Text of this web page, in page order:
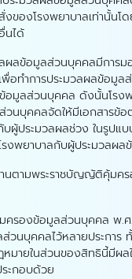
ของโรงพยาบาลเท่านั้นโ
นได้
ผลข้อมูลส่วนบุคคลมีการม
พื่อทำการประมวลผลข้อมู
อมูลส่วนบุคคล ดังนั้นโรงพ
นบุคคลจัดให้มีเอกสารข้
ประมวลผลช่วง ในรูปแบ
รงพยาบาลกับผู้ประมวลผ
นตามพระราชบัญญัติคุ้มค
รองข้อมูลส่วนบุคคล พ.
วนบุคคลไว้หลายประการ
มายในส่วนของสิทธินี้มีผล
ะกอบด้วย